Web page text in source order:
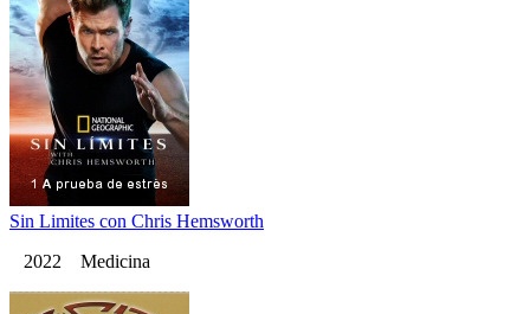
Sin Limites con Chris Hemsworth
2022 Medicina